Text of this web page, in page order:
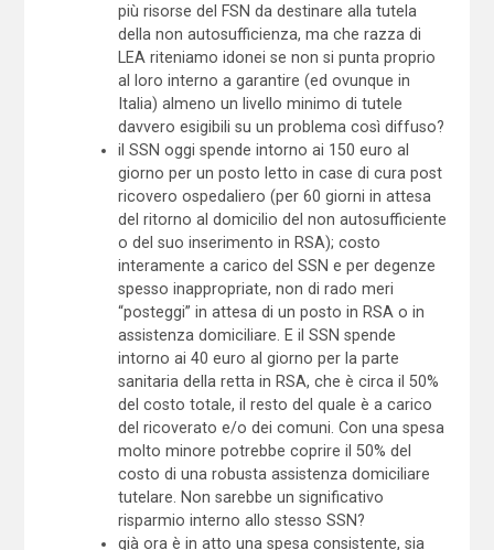
più risorse del FSN da destinare alla tutela
della non autosufficienza, ma che razza di
LEA riteniamo idonei se non si punta proprio
al loro interno a garantire (ed ovunque in
Italia) almeno un livello minimo di tutele
davvero esigibili su un problema così diffuso?
il SSN oggi spende intorno ai 150 euro al
giorno per un posto letto in case di cura post
ricovero ospedaliero (per 60 giorni in attesa
del ritorno al domicilio del non autosufficiente
o del suo inserimento in RSA); costo
interamente a carico del SSN e per degenze
spesso inappropriate, non di rado meri
“posteggi” in attesa di un posto in RSA o in
assistenza domiciliare. E il SSN spende
intorno ai 40 euro al giorno per la parte
sanitaria della retta in RSA, che è circa il 50%
del costo totale, il resto del quale è a carico
del ricoverato e/o dei comuni. Con una spesa
molto minore potrebbe coprire il 50% del
costo di una robusta assistenza domiciliare
tutelare. Non sarebbe un significativo
risparmio interno allo stesso SSN?
già ora è in atto una spesa consistente, sia